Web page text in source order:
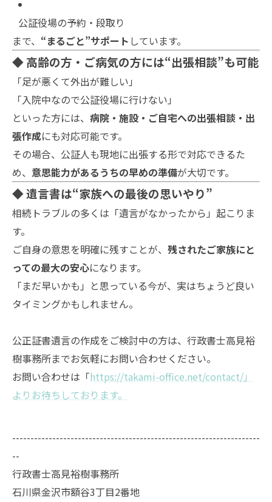
公証役場の予約・段取り
まで、 “まるごと”サポート しています。
◆ 高齢の方・ご病気の方には“出張相談”も可能
「足が悪くて外出が難しい」
「入院中なので公証役場に行けない」
といった方には、 病院・施設・ご自宅への出張相談・出
張作成にも対応可能です。
その場合、公証人も現地に出張する形で対応できるた
め、 意思能力があるうちの早めの準備が大切です。
◆ 遺言書は“家族への最後の思いやり”
相続トラブルの多くは「遺言がなかったから」起こりま
す。
ご自身の意思を明確に残すことが、 残されたご家族にと
っての最大の安心になります。
「まだ早いかも」と思っている今が、実はちょうど良い
タイミングかもしれません。
公正証書遺言の作成をご検討中の方は、行政書士高見裕
樹事務所までお気軽にお問い合わせください。
お問い合わせは「https://takami-office.net/contact/」
よりお待ちしております。
--------------------------------------------------------------------
--
行政書士高見裕樹事務所
石川県金沢市額谷3丁目2番地